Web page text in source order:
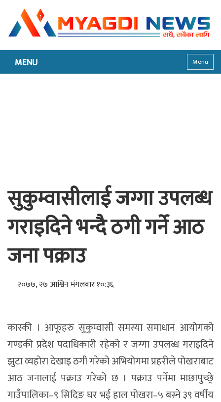
MENU Menu
सुकुम्वासीलाई जग्गा उपलब्ध
गराइदिने भन्दै ठगी गर्ने आठ
जना पक्राउ
२०७७, २७ आश्विन मंगलवार १०:३६
कास्की । आफूहरु सुकुम्वासी समस्या समाधान आयोगको
गण्डकी प्रदेश पदाधिकारी रहेको र जग्गा उपलब्ध गराइदिने
झुटा व्यहोरा देखाइ ठगी गरेको अभियोगमा प्रहरीले पोखराबाट
आठ जनालाई पक्राउ गरेको छ । पक्राउ पर्नेमा माछापुच्छ्रे
गाउँपालिका–९ सिदिङ घर भई हाल पोखरा–५ बस्ने ३९ वर्षीय